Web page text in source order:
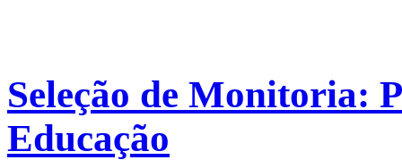
Seleção de Monitoria:
Educação